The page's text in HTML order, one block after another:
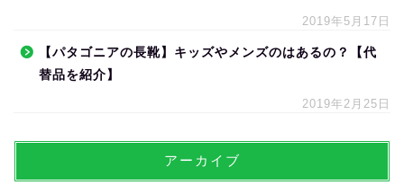
2019年5月17日
【パタゴニアの長靴】キッズやメンズのはあるの？【代
替品を紹介】
2019年2月25日
アーカイブ